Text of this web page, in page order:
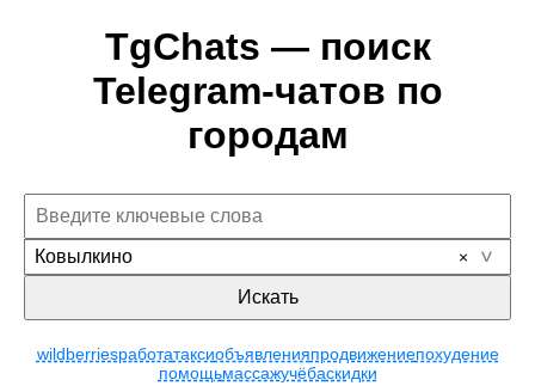
TgChats — поиск
Telegram-чатов по
городам
Ковылкино
Искать
wildberriesработатаксиобъявленияпродвижениепохудение
помощьмассажучёбаскидки